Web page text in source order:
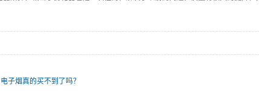
子烟真的买不到了吗？